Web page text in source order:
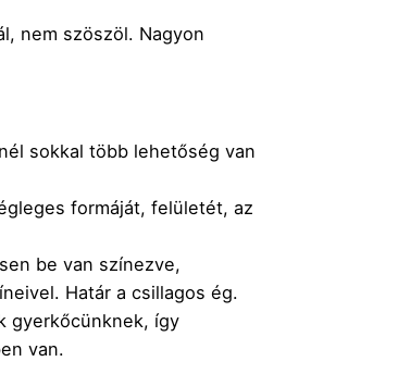
nem szöszöl. Nagyon
sokkal több lehetőség van
formáját, felületét, az
be van színezve,
Határ a csillagos ég.
gyerkőcünknek, így
van.